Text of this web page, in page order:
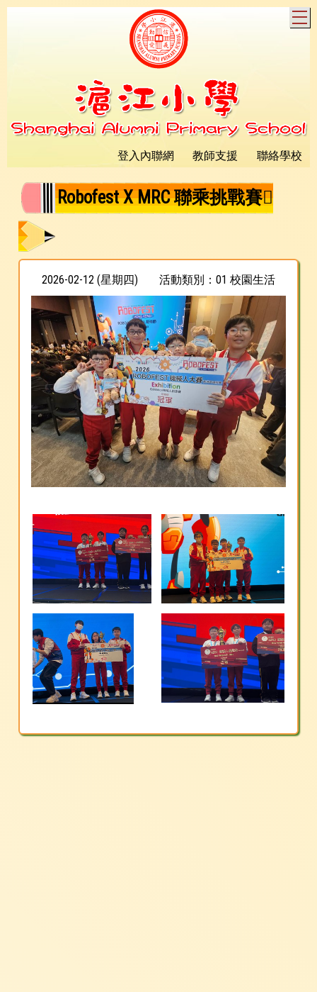
登入內聯網 教師支援 聯絡學校
Robofest X MRC 聯乘挑戰賽
2026-02-12 (星期四) 活動類別：01 校園生活